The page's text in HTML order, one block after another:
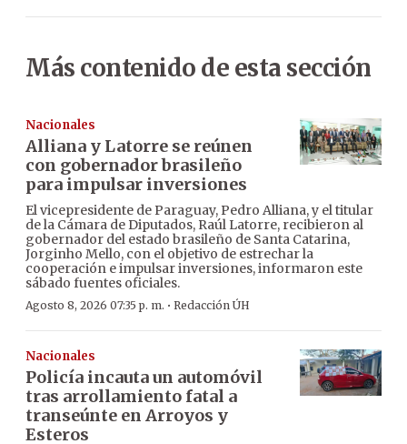
Más contenido de esta sección
Nacionales
Alliana y Latorre se reúnen
con gobernador brasileño
para impulsar inversiones
El vicepresidente de Paraguay, Pedro Alliana, y el titular
de la Cámara de Diputados, Raúl Latorre, recibieron al
gobernador del estado brasileño de Santa Catarina,
Jorginho Mello, con el objetivo de estrechar la
cooperación e impulsar inversiones, informaron este
sábado fuentes oficiales.
Agosto 8, 2026 07:35 p. m. · Redacción ÚH
Nacionales
Policía incauta un automóvil
tras arrollamiento fatal a
transeúnte en Arroyos y
Esteros